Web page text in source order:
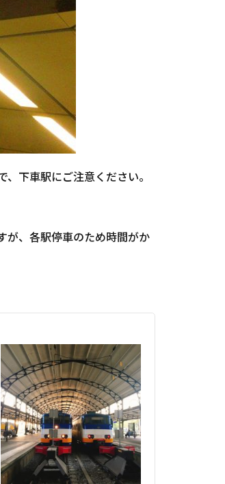
下車駅にご注意ください。
が、各駅停車のため時間がか